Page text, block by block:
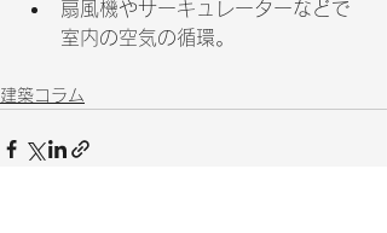
扇風機やサーキュレーターなどで
室内の空気の循環。
建築コラム